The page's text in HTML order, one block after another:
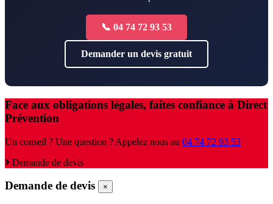
📞 04 74 72 93 53
Demander un devis gratuit
Face aux obligations légales, faites confiance à Direct
Prévention
Un conseil ? Une question ? Appelez nous au 04 74 72 93 53
Demande de devis
Demande de devis ×